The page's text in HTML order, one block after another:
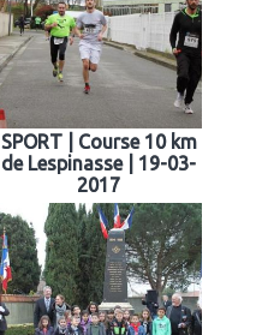
SPORT | Course 10 km
de Lespinasse | 19-03-
2017